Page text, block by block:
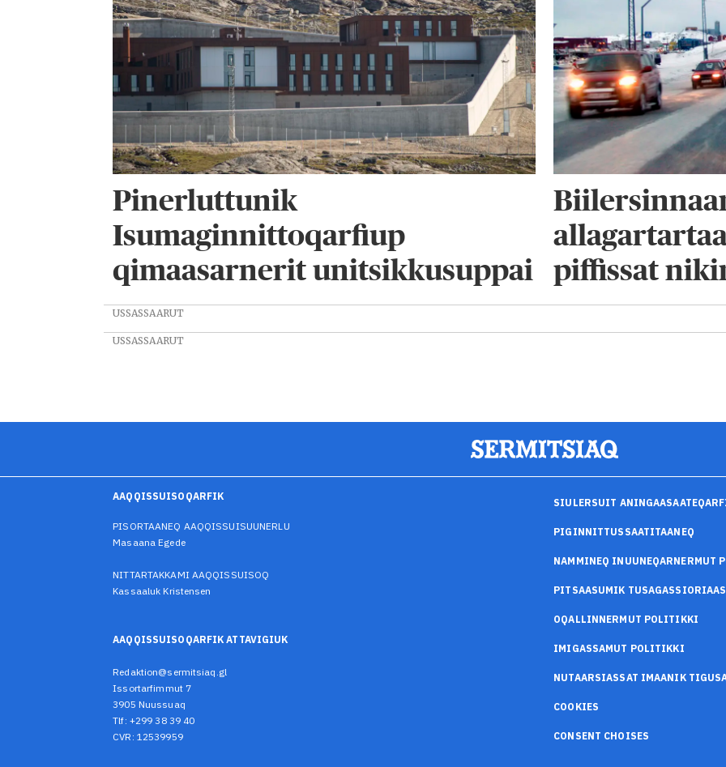
Pinerluttunik
Isumaginnittoqarfiup
qimaasarnerit unitsikkusuppai
piffissat
USSASSAARUT
USSASSAARUT
AAQQISSUISOQARFIK
PISORTAANEQ AAQQISSUISUUNERLU
Masaana Egede
NITTARTAKKAMI AAQQISSUISOQ
Kassaaluk Kristensen
AAQQISSUISOQARFIK ATTAVIGIUK
Redaktion@sermitsiaq.gl
Issortarfimmut 7
3905 Nuussuaq
Tlf: +299 38 39 40
CVR: 12539959
SIULERSUIT
PIGINNITTUSSAATITAANEQ
NAMMINEQ INUUNEQARNERMUT
PITSAASUMIK
OQALLINNERMUT POLITIKKI
IMIGASSAMUT POLITIKKI
NUTAARSIASSAT IMAANIK
COOKIES
CONSENT CHOISES